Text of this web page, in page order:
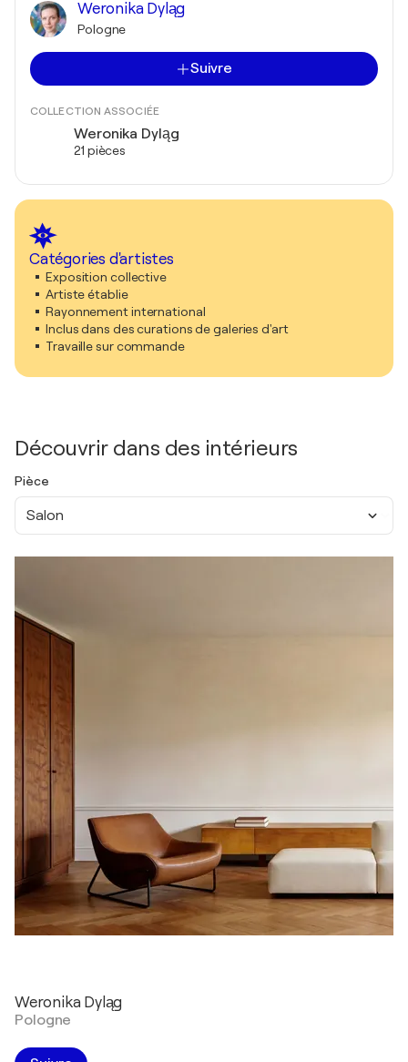
Weronika Dyląg
Pologne
Suivre
COLLECTION ASSOCIÉE
Weronika Dyląg
21 pièces
Catégories d'artistes
Exposition collective
Artiste établie
Rayonnement international
Inclus dans des curations de galeries d'art
Travaille sur commande
Découvrir dans des intérieurs
Pièce
Salon
Weronika Dyląg
Pologne